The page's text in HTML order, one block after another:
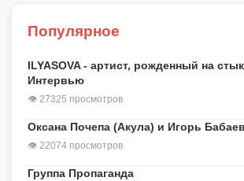
Популярное
ILYASOVA - артист, рожденный на
Интервью
👁 27325 просмотров
Оксана Почепа (Акула) и Игорь
👁 22074 просмотров
Группа Пропаганда